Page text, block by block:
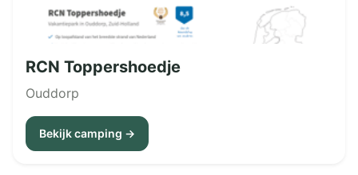
RCN Toppershoedje
Ouddorp
Bekijk camping →